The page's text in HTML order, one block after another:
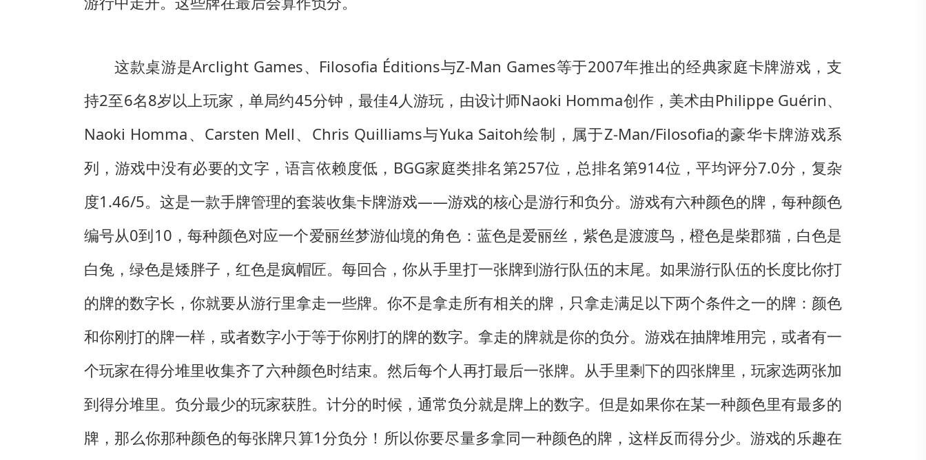
这款桌游是Arclight Games、Filosofia Éditions与Z-Man Games等于2007年推出的经典家庭卡牌游戏，支
持2至6名8岁以上玩家，单局约45分钟，最佳4人游玩，由设计师Naoki Homma创作，美术由Philippe Guérin、
Naoki Homma、Carsten Mell、Chris Quilliams与Yuka Saitoh绘制，属于Z-Man/Filosofia的豪华卡牌游戏系
列，游戏中没有必要的文字，语言依赖度低，BGG家庭类排名第257位，总排名第914位，平均评分7.0分，复杂
度1.46/5。这是一款手牌管理的套装收集卡牌游戏——游戏的核心是游行和负分。游戏有六种颜色的牌，每种颜色
编号从0到10，每种颜色对应一个爱丽丝梦游仙境的角色：蓝色是爱丽丝，紫色是渡渡鸟，橙色是柴郡猫，白色是
白兔，绿色是矮胖子，红色是疯帽匠。每回合，你从手里打一张牌到游行队伍的末尾。如果游行队伍的长度比你打
的牌的数字长，你就要从游行里拿走一些牌。你不是拿走所有相关的牌，只拿走满足以下两个条件之一的牌：颜色
和你刚打的牌一样，或者数字小于等于你刚打的牌的数字。拿走的牌就是你的负分。游戏在抽牌堆用完，或者有一
个玩家在得分堆里收集齐了六种颜色时结束。然后每个人再打最后一张牌。从手里剩下的四张牌里，玩家选两张加
到得分堆里。负分最少的玩家获胜。计分的时候，通常负分就是牌上的数字。但是如果你在某一种颜色里有最多的
牌，那么你那种颜色的每张牌只算1分负分！所以你要尽量多拿同一种颜色的牌，这样反而得分少。游戏的乐趣在